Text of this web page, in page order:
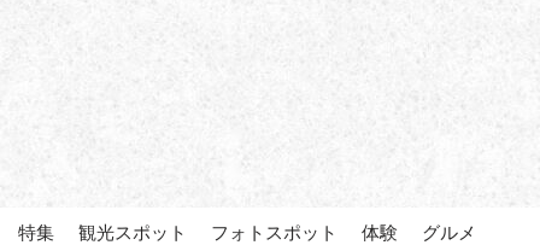
特集 観光スポット フォトスポット 体験 グルメ